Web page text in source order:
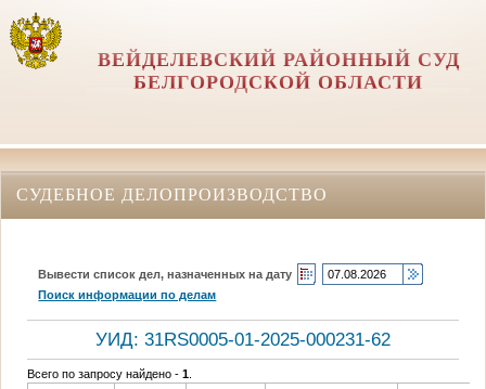
ВЕЙДЕЛЕВСКИЙ РАЙОННЫЙ СУД
БЕЛГОРОДСКОЙ ОБЛАСТИ
СУДЕБНОЕ ДЕЛОПРОИЗВОДСТВО
Вывести список дел, назначенных на дату
Поиск информации по делам
УИД: 31RS0005-01-2025-000231-62
Всего по запросу найдено -1